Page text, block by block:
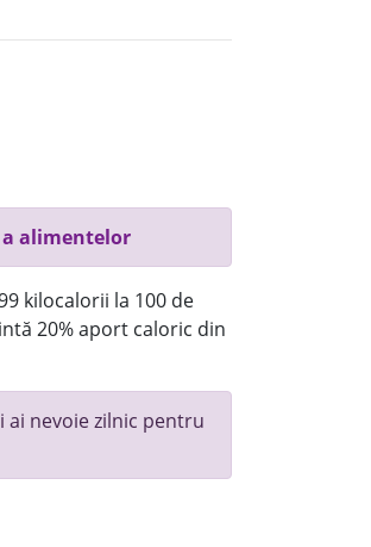
alimentelor
kilocalorii la 100 de
20% aport caloric din
ai nevoie zilnic pentru